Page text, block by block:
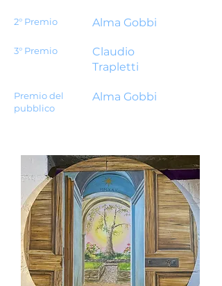
2° Premio Alma Gobbi
3° Premio
Claudio
Trapletti
Premio del
pubblico
Alma Gobbi